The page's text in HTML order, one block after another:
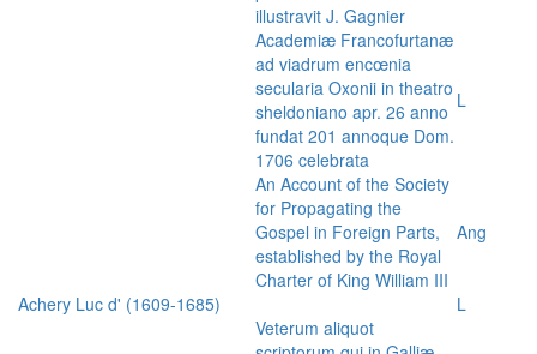
illustravit J. Gagnier
Academiæ Francofurtanæ
ad viadrum encœnia
secularia Oxonii in theatro
sheldoniano apr. 26 anno
fundat 201 annoque Dom.
1706 celebrata
L
An Account of the Society
for Propagating the
Gospel in Foreign Parts,
established by the Royal
Charter of King William III
Ang
Achery Luc d' (1609-1685) L
Veterum aliquot